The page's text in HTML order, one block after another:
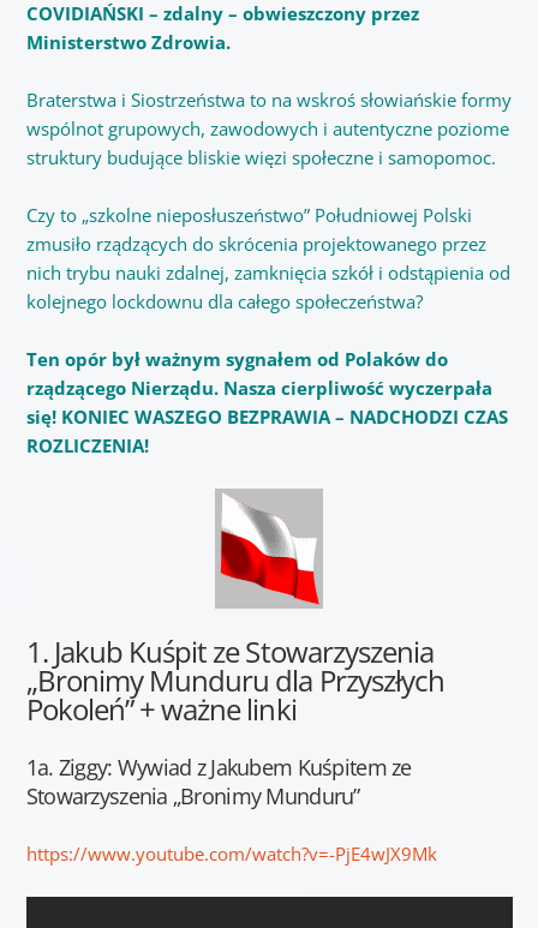
COVIDIAŃSKI – zdalny – obwieszczony przez
Ministerstwo Zdrowia.
Braterstwa i Siostrzeństwa to na wskroś słowiańskie formy
wspólnot grupowych, zawodowych i autentyczne poziome
struktury budujące bliskie więzi społeczne i samopomoc.
Czy to „szkolne nieposłuszeństwo” Południowej Polski
zmusiło rządzących do skrócenia projektowanego przez
nich trybu nauki zdalnej, zamknięcia szkół i odstąpienia od
kolejnego lockdownu dla całego społeczeństwa?
Ten opór był ważnym sygnałem od Polaków do
rządzącego Nierządu. Nasza cierpliwość wyczerpała
się! KONIEC WASZEGO BEZPRAWIA – NADCHODZI CZAS
ROZLICZENIA!
1. Jakub Kuśpit ze Stowarzyszenia
„Bronimy Munduru dla Przyszłych
Pokoleń” + ważne linki
1a. Ziggy: Wywiad z Jakubem Kuśpitem ze
Stowarzyszenia „Bronimy Munduru”
https://www.youtube.com/watch?v=-PjE4wJX9Mk